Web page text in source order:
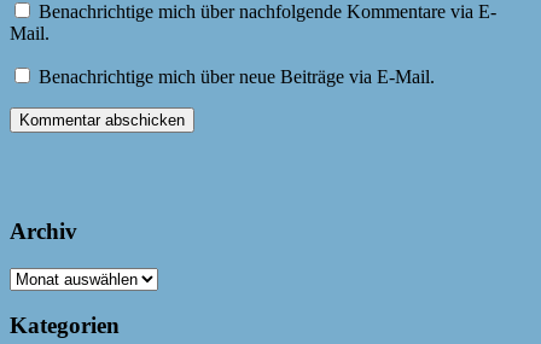
Benachrichtige mich über nachfolgende Kommentare via E-
Mail.
Benachrichtige mich über neue Beiträge via E-Mail.
Archiv
Archiv
Kategorien